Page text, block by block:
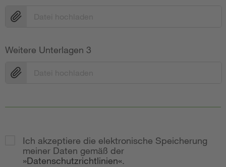
Weitere Unterlagen 3
Ich akzeptiere die elektronische Speicherung
meiner Daten gemäß der
Datenschutzrichtlinien .